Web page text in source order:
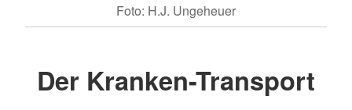
Foto: H.J. Ungeheuer
Der Kranken-Transport